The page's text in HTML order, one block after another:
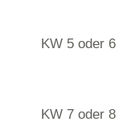
KW 5 oder 6
KW 7 oder 8